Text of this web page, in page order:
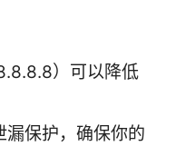
）可以降低
漏保护，确保你的